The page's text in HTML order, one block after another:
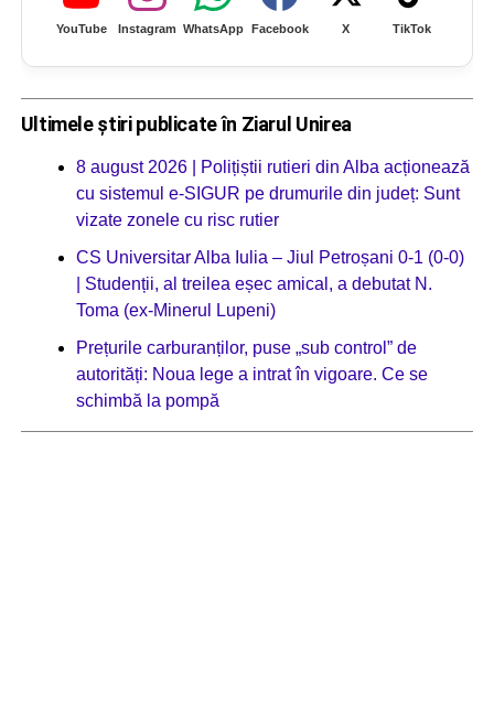
YouTube Instagram WhatsApp Facebook X TikTok
Ultimele știri publicate în Ziarul Unirea
8 august 2026 | Polițiștii rutieri din Alba acționează
cu sistemul e-SIGUR pe drumurile din județ: Sunt
vizate zonele cu risc rutier
CS Universitar Alba Iulia – Jiul Petroșani 0-1 (0-0)
| Studenții, al treilea eșec amical, a debutat N.
Toma (ex-Minerul Lupeni)
Prețurile carburanților, puse „sub control” de
autorități: Noua lege a intrat în vigoare. Ce se
schimbă la pompă